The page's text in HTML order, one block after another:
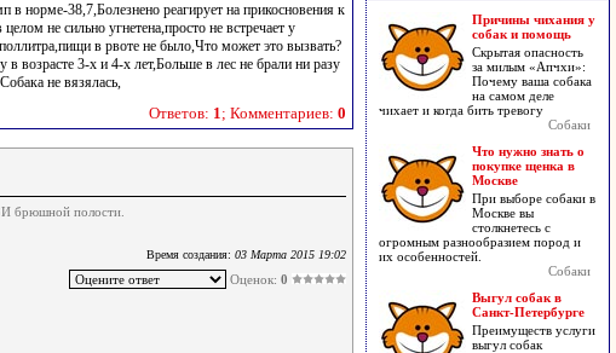
норме-38,7,Болезнено реагирует на прикосновения к
не сильно угнетена,просто не встречает у
в рвоте не было,Что может это вызвать?
в возрасте 3-х и 4-х лет,Больше в лес не брали ни разу
не вязялась,
Ответов: 1; Комментариев: 0
брюшной полости.
Время создания: 03 Марта 2015 19:02
Оценок: 0
Причины чихания у
собак и помощь
Скрытая опасность
за милым «Апчхи»:
Почему ваша собака
на самом деле
чихает и когда бить тревогу
Собаки
Что нужно знать о
покупке щенка в
Москве
При выборе собаки в
Москве вы
столкнетесь с
огромным разнообразием пород и
их особенностей.
Собаки
Выгул собак в
Санкт-Петербурге
Преимуществ услуги
выгул собак